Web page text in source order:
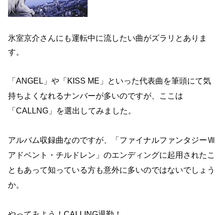
氷室京介さんにも運転中に流したい曲がズラリとありま
す。
「ANGEL」や「KISS ME」といった代表曲を筆頭にて気
持ちよくなれるナンバーが多いのですが、ここは
「CALLNG」を選出してみました。
アルバム収録曲なのですが、「ファイナルファンタジーⅦ
アドベント・チルドレン」のエンディングに起用されたこ
ともあって知っている方も意外に多いのではないでしょう
か。